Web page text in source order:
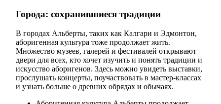
Города: сохранившиеся традиции
В городах Альберты, таких как Калгари и Эдмонтон,
аборигенная культура тоже продолжает жить.
Множество музеев, галерей и фестивалей открывают
двери для всех, кто хочет изучить и понять традиции и
искусство аборигенов. Здесь можно увидеть выставки,
прослушать концерты, поучаствовать в мастер-классах
и узнать больше о древних обрядах и обычаях.